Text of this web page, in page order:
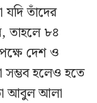
তাঁদের
তাহলে ৮৪
দেশ ও
হলেও হতে
আবুল আলা